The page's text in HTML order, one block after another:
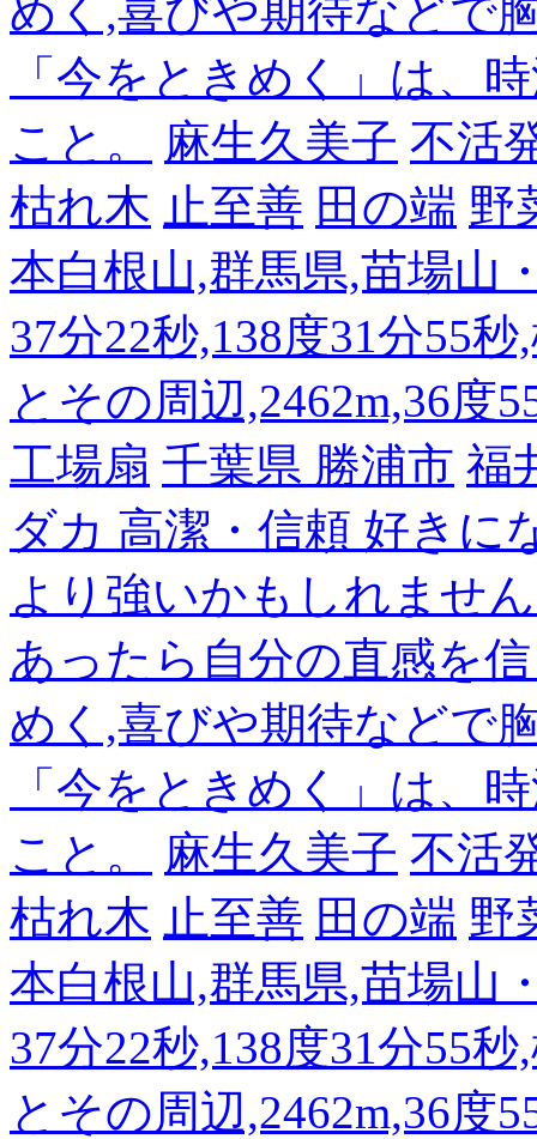
めく,喜びや期待などで
「今をときめく」は、
こと。
麻生久美子 不活
枯れ木 止至善 田の端 野
本白根山,群馬県,苗場山
37分22秒,138度31分55秒
とその周辺,2462m,36度
工場扇 千葉県 勝浦市 福
ダカ 高潔・信頼 好きに
より強いかもしれませ
あったら自分の直感を
めく,喜びや期待などで
「今をときめく」は、
こと。
麻生久美子 不活
枯れ木 止至善 田の端 野
本白根山,群馬県,苗場山
37分22秒,138度31分55秒
とその周辺,2462m,36度